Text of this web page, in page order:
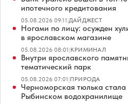
ипотечного кредитования
05.08.2026 09:11|ДАЙДЖЕСТ
Ногами по лицу: осужден
в ярославском магазине
05.08.2026 08:01|КРИМИНАЛ
Внутри ярославского
тематический парк
05.08.2026 07:01|ПРИРОДА
Черноморская тюлька
Рыбинском водохранилище